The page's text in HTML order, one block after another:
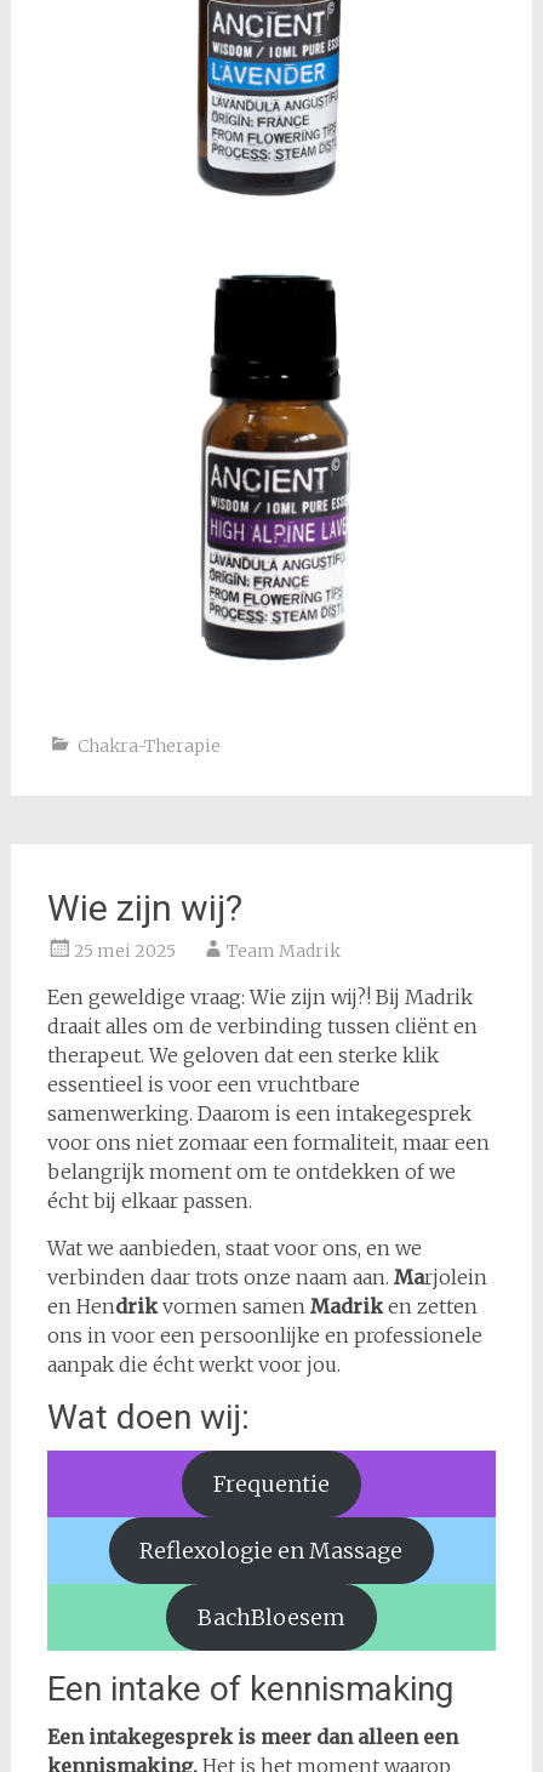
Chakra-Therapie
Wie zijn wij?
25 mei 2025 Team Madrik
Een geweldige vraag: Wie zijn wij?! Bij Madrik
draait alles om de verbinding tussen cliënt en
therapeut. We geloven dat een sterke klik
essentieel is voor een vruchtbare
samenwerking. Daarom is een intakegesprek
voor ons niet zomaar een formaliteit, maar een
belangrijk moment om te ontdekken of we
écht bij elkaar passen.
Wat we aanbieden, staat voor ons, en we
verbinden daar trots onze naam aan. Marjolein
en Hendrikvormen samen Madriken zetten
ons in voor een persoonlijke en professionele
aanpak die écht werkt voor jou.
Wat doen wij:
Frequentie
Reflexologie en Massage
BachBloesem
Een intake of kennismaking
Een intakegesprek is meer dan alleen een
kennismaking.Het is het moment waarop